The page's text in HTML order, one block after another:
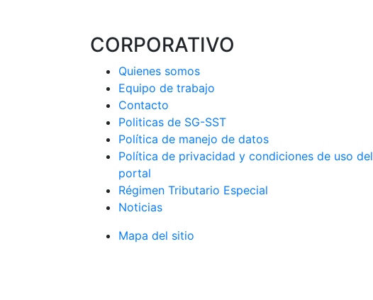
CORPORATIVO
Quienes somos
Equipo de trabajo
Contacto
Politicas de SG-SST
Política de manejo de datos
Política de privacidad y condiciones de uso del
portal
Régimen Tributario Especial
Noticias
Mapa del sitio